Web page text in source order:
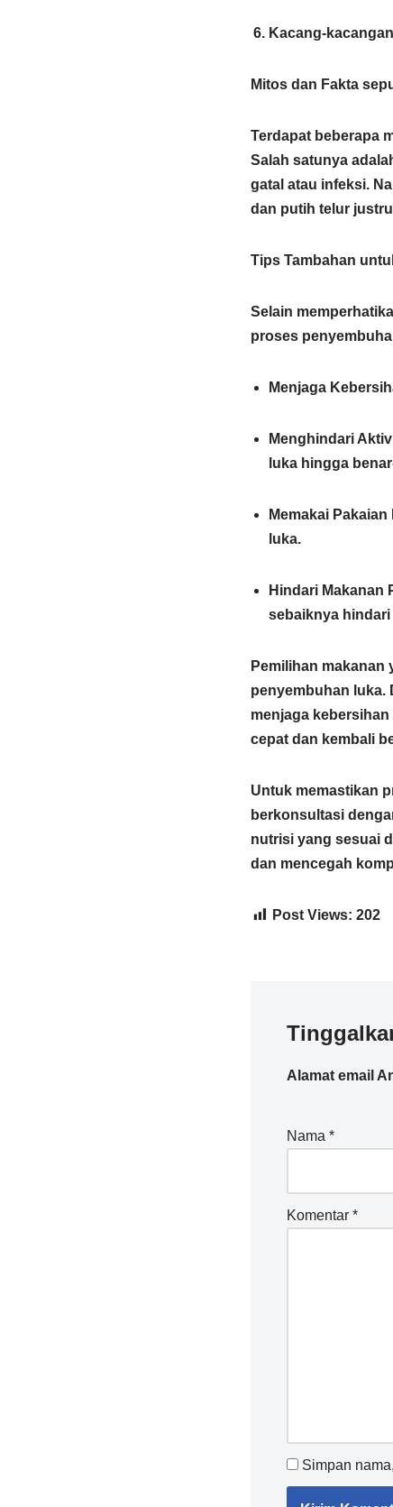
Kacang-
Mitos dan Fakta
Terdapat beberapa
Salah satunya
gatal atau infeksi.
dan putih telur
Tips Tambahan
Selain
proses
Menjaga
Menghindari
luka hingga
Memakai
luka.
Hindari Makanan
sebaiknya
Pemilihan makanan
penyembuhan luka.
menjaga
cepat dan kembali
Untuk memastikan
berkonsultasi
nutrisi yang sesuai
dan mencegah
Post Views: 202
Alamat email
Nama *
Komentar *
Simpan